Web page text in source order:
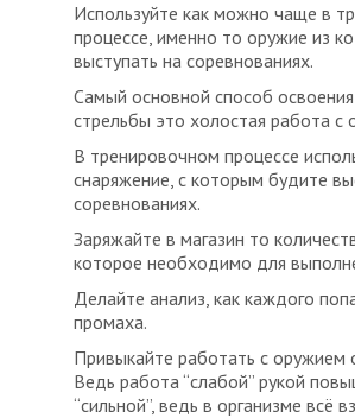
Используйте как можно чаще в
процессе, именно то оружие из
выступать на соревнованиях.
Самый основной способ
стрельбы это холостая работа с
В тренировочном процессе
снаряжение, с которым будите
соревнованиях.
Заряжайте в магазин то
которое необходимо для
Делайте анализ, как каждого
промаха.
Привыкайте работать с оружием
Ведь работа “слабой” рукой
“сильной”, ведь в организме всё